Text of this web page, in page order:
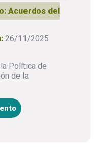
Acuerdos del
26/11/2025
Política de
de la